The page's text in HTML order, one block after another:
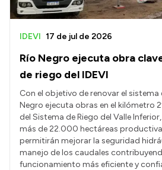
Río Negro ejecuta obra
de riego del IDEVI
IDEVI 17 de jul de 2026
Con el objetivo de renovar el
Negro ejecuta obras en el kilómetro
del Sistema de Riego del Valle
más de 22.000 hectáreas
permitirán mejorar la seguridad
manejo de los caudales
funcionamiento más eficiente y